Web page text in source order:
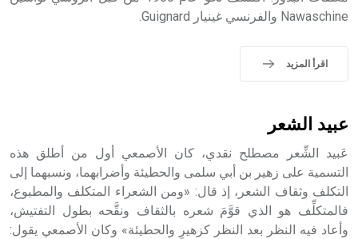
الملوك الذين حكموا مدينة إديسا (الرها) من أبجر الأول وحتى
sign تكتب منفصلة غير متصلة، وتعتمد المبدأ الأكوروفوني،
حيث تقتصر القيمة الصوتية للعلامة الك
Nawaschine والفرنسي غينيار Guignard.
اقرأ المزيد
عبيد الشعر
عَبيد الشِّعر مصطلح نقدي، كان الأصمعي أول من أطلق هذه
التسمية على زهير بن أبي سلمى والحطيئة وأضرابهما، ونسبهما إلى
التكلف وثقاف الشعر، إذ قال: «ومن الشعراء المتكلف والمطبوع،
فالمتكلِّف هو الذي قوَّمَ شعره بالثقاف ونقَّحه بطول التفتيش،
وأعاد فيه النظر بعد النظر كزهيرٍ والحطيئة» وكان الأصمعي يقول: